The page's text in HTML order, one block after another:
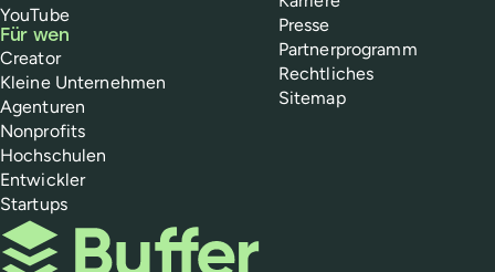
YouTube
Für wen
Creator
Kleine Unternehmen
Agenturen
Nonprofits
Hochschulen
Entwickler
Startups
Presse
Partnerprogramm
Rechtliches
Sitemap
Buffer